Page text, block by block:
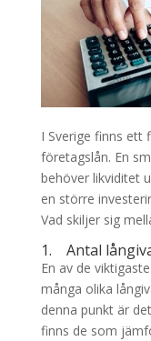
I Sverige finns ett
företagslån. En
behöver likviditet
en större
Vad skiljer sig
1. Antal
En av de
många olika
denna punkt är
finns de som